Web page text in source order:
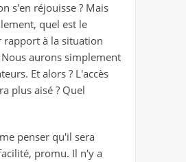
s'en réjouisse ? Mais
quel est le
rapport à la situation
aurons simplement
Et alors ? L'accès
plus aisé ? Quel
penser qu'il sera
promu. Il n'y a